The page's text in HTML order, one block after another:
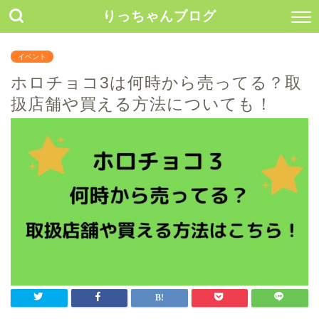
りっちゃんブログ
イベント
ホロチョコ3は何時から売ってる？取
扱店舗や買える方法についても！